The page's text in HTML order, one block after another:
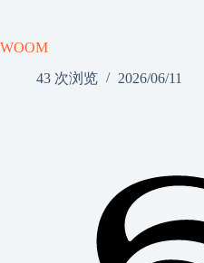
WOOM
43 次浏览
2026/06/11